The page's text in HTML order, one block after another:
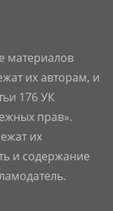
материалов
их авторам, и
176 УК
прав».
их
и содержание